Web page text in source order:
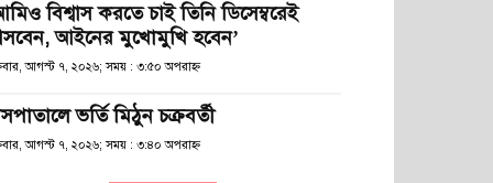
বিশ্বাস করতে চাই তিনি ডিসেম্বরেই
আইনের মুখোমুখি হবেন’
আগস্ট ৭, ২০২৬; সময় : ৩:৫০ অপরাহ্ণ
ভর্তি মিঠুন চক্রবর্তী
আগস্ট ৭, ২০২৬; সময় : ৩:৪০ অপরাহ্ণ